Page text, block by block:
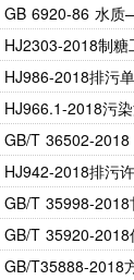
GB 6920-86 水
极法
HJ2303-2018制
南（完整版）
HJ986-2018排污
副食品加工业（完
HJ966.1-2018污
副食品加工工业—
GB/T 36502-
（完整版）
HJ942-2018排污
范 总则（完整版）
GB/T 35998-2018
锤度及纤维分测定
GB/T 35920-2018
（完整版）
GB/T35888-2018